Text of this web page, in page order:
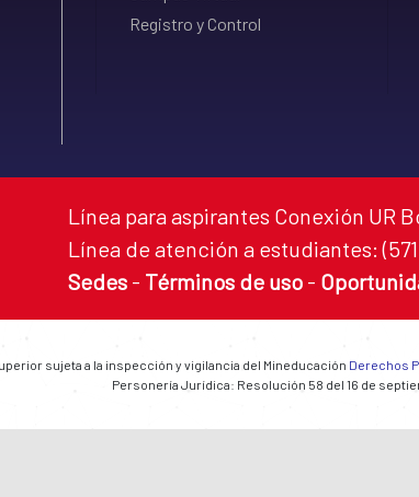
Registro y Control
Línea para aspirantes Conexión UR
Línea de atención a estudiantes:
Sedes - Términos de uso -
sujeta a la inspección y vigilancia del Mineducación Derechos
Personería Jurídica: Resolución 58 del 16 de